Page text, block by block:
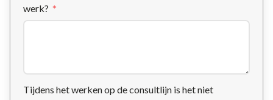
werk?
Tijdens het werken op de consultlijn is het niet